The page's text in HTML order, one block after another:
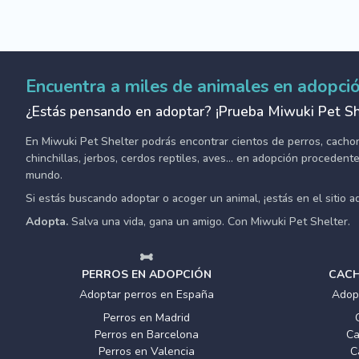
Encuentra a miles de animales en
¿Estás pensando en adoptar? ¡Prueba Miwuki Pet
En Miwuki Pet Shelter podrás encontrar cientos de perros,
chinchillas, jerbos, cerdos reptiles, aves... en adopción
mundo.
Si estás buscando adoptar o acoger un animal, ¡estás en el sitio
Adopta. Salva una vida, gana un amigo. Con Miwuki Pet Shelter.
PERROS EN ADOPCIÓN
Adoptar perros en España
Perros en Madrid
Perros en Barcelona
Perros en Valencia